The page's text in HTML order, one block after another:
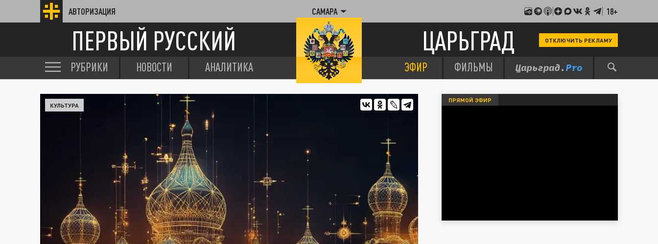
АВТОРИЗАЦИЯ САМАРА 18+
ПЕРВЫЙ РУССКИЙ ЦАРЬГРАД ОТКЛЮЧИТЬ РЕКЛАМУ
РУБРИКИ НОВОСТИ АНАЛИТИКА ЭФИР ФИЛЬМЫ
КУЛЬТУРА
ПРЯМОЙ ЭФИР